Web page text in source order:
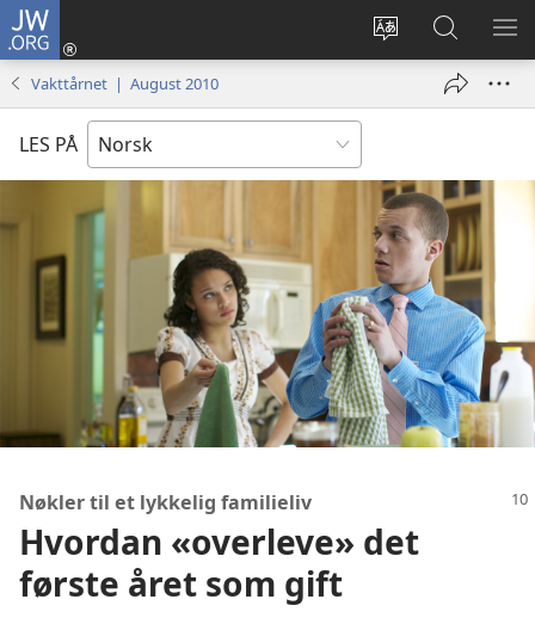
JW.ORG
Endre
Logg
inn
vindu)
Søk
på
JW.ORG
VIS
Vakttårnet | August 2010
LES PÅ
Nøkler til et lykkelig familieliv
Hvordan «overleve» det
første året som gift